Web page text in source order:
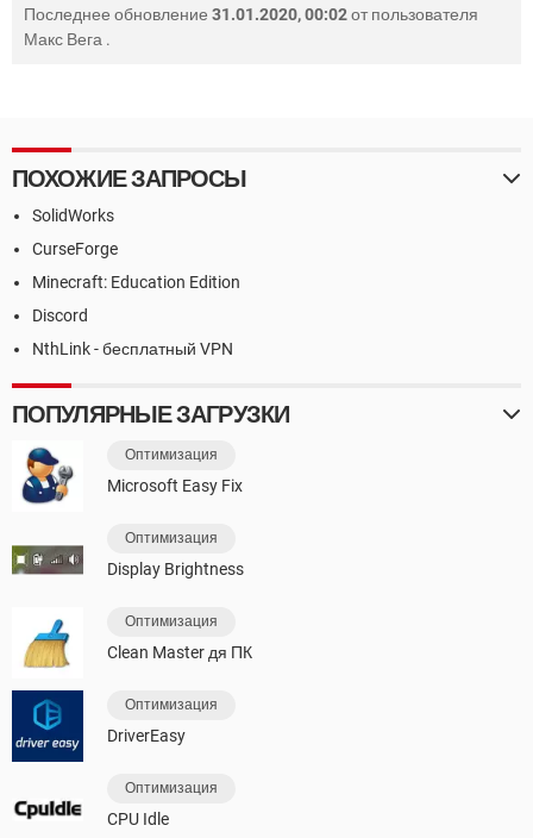
Последнее обновление 31.01.2020, 00:02от пользователя
Макс Вега .
ПОХОЖИЕ ЗАПРОСЫ
SolidWorks
CurseForge
Minecraft: Education Edition
Discord
NthLink - бесплатный VPN
ПОПУЛЯРНЫЕ ЗАГРУЗКИ
Оптимизация
Microsoft Easy Fix
Оптимизация
Display Brightness
Оптимизация
Clean Master дя ПК
Оптимизация
DriverEasy
Оптимизация
CPU Idle